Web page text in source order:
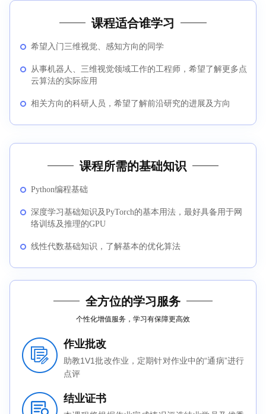
课程适合谁学习
希望入门三维视觉、感知方向的同学
从事机器人、三维视觉领域工作的工程师，希望了解更多点
云算法的实际应用
相关方向的科研人员，希望了解前沿研究的进展及方向
课程所需的基础知识
Python编程基础
深度学习基础知识及PyTorch的基本用法，最好具备用于网
络训练及推理的GPU
线性代数基础知识，了解基本的优化算法
全方位的学习服务
个性化增值服务，学习有保障更高效
作业批改
助教1V1批改作业，定期针对作业中的“通病”进行
点评
结业证书